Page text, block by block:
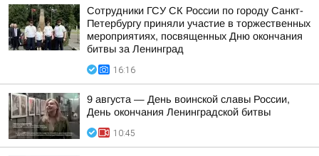
Сотрудники ГСУ СК России по городу Санкт-
Петербургу приняли участие в торжественных
мероприятиях, посвященных Дню окончания
битвы за Ленинград
16:16
9 августа — День воинской славы России,
День окончания Ленинградской битвы
10:45